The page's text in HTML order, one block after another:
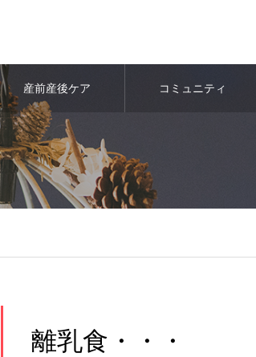
産前産後ケア コミュニティ
離乳食・・・